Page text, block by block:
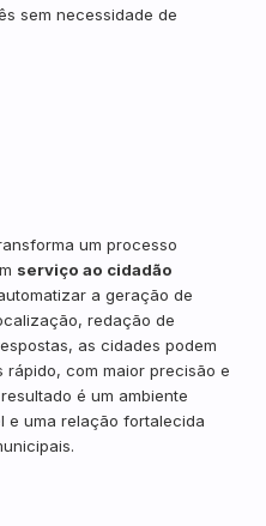
sem necessidade de
um processo
serviço ao cidadão
a geração de
redação de
as cidades podem
com maior precisão e
é um ambiente
e uma relação fortalecida